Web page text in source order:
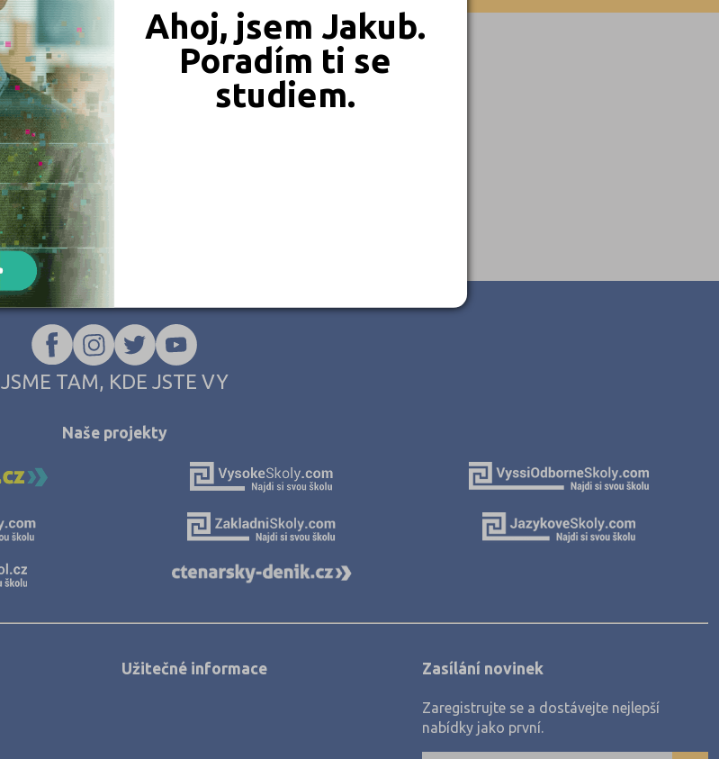
Ahoj, jsem Jakub.
Poradím ti se
studiem.
JSME TAM, KDE JSTE VY
Naše projekty
Užitečné informace Zasílání novinek
Zaregistrujte se a dostávejte nejlepší
nabídky jako první.